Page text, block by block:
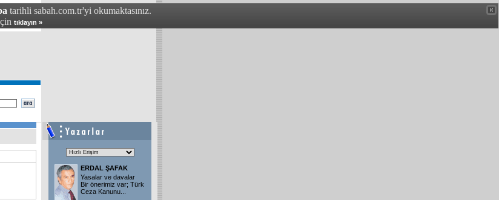
tarihli sabah.com.tr'yi okumaktasınız.
tıklayın »
ERDAL ŞAFAK
Yasalar ve davalar
Bir önerimiz var; Türk
Ceza Kanunu